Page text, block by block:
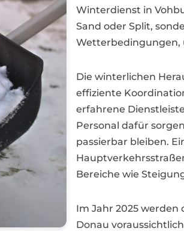
Winterdienst in
Sand oder Split,
Wetterbedingungen,
Die winterlichen
effiziente
erfahrene
Personal dafür
passierbar bleiben.
Bereiche wie
Im Jahr 2025
Donau